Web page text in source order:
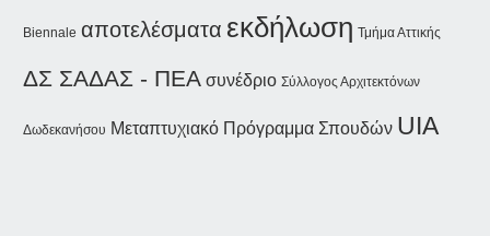
Biennale αποτελέσματα εκδήλωση Τμήμα Αττικής
ΔΣ ΣΑΔΑΣ - ΠΕΑ συνέδριο Σύλλογος Αρχιτεκτόνων
Δωδεκανήσου Μεταπτυχιακό Πρόγραμμα Σπουδών UIA